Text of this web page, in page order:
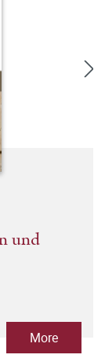
und
More